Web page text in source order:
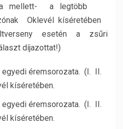
mellett- a legtöbb
Oklevél kíséretében
esetén a zsűri
díjazottat!)
egyedi éremsorozata. (I. II.
kíséretében.
egyedi éremsorozata. (I. II.
kíséretében.